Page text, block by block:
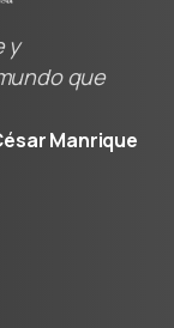
y
que
Manrique